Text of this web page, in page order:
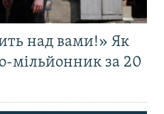
над вами!» Як
мільйонник за 20